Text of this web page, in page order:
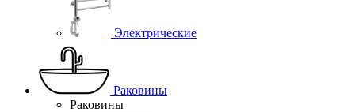
Электрические
Раковины
Раковины